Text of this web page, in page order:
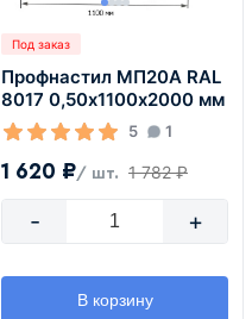
Под заказ
Профнастил МП20А RAL
8017 0,50х1100х2000 мм
5 1
1 620 ₽/ шт. 1 782 ₽
- +
В корзину